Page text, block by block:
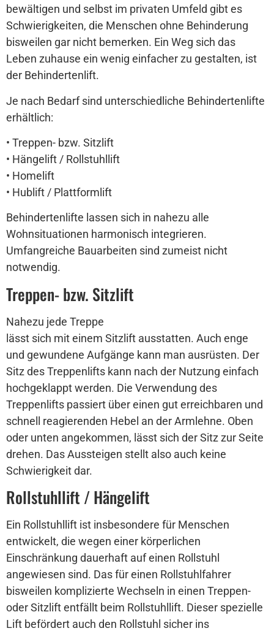
bewältigen und selbst im privaten Umfeld gibt es
Schwierigkeiten, die Menschen ohne Behinderung
bisweilen gar nicht bemerken. Ein Weg sich das
Leben zuhause ein wenig einfacher zu gestalten, ist
der Behindertenlift.
Je nach Bedarf sind unterschiedliche Behindertenlifte
erhältlich:
• Treppen- bzw. Sitzlift
• Hängelift / Rollstuhllift
• Homelift
• Hublift / Plattformlift
Behindertenlifte lassen sich in nahezu alle
Wohnsituationen harmonisch integrieren.
Umfangreiche Bauarbeiten sind zumeist nicht
notwendig.
Treppen- bzw. Sitzlift
Nahezu jede Treppe
lässt sich mit einem Sitzlift ausstatten. Auch enge
und gewundene Aufgänge kann man ausrüsten. Der
Sitz des Treppenlifts kann nach der Nutzung einfach
hochgeklappt werden. Die Verwendung des
Treppenlifts passiert über einen gut erreichbaren und
schnell reagierenden Hebel an der Armlehne. Oben
oder unten angekommen, lässt sich der Sitz zur Seite
drehen. Das Aussteigen stellt also auch keine
Schwierigkeit dar.
Rollstuhllift / Hängelift
Ein Rollstuhllift ist insbesondere für Menschen
entwickelt, die wegen einer körperlichen
Einschränkung dauerhaft auf einen Rollstuhl
angewiesen sind. Das für einen Rollstuhlfahrer
bisweilen komplizierte Wechseln in einen Treppen-
oder Sitzlift entfällt beim Rollstuhllift. Dieser spezielle
Lift befördert auch den Rollstuhl sicher ins